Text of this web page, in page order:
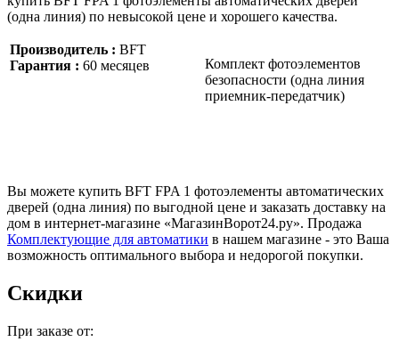
(одна линия) по невысокой цене и хорошего качества.
Производитель : BFT
Гарантия : 60 месяцев
Комплект фотоэлементов
безопасности (одна линия
приемник-передатчик)
Вы можете купить BFT FPA 1 фотоэлементы автоматических
дверей (одна линия) по выгодной цене и заказать доставку на
дом в интернет-магазине «МагазинВорот24.ру». Продажа
Комплектующие для автоматики в нашем магазине - это Ваша
возможность оптимального выбора и недорогой покупки.
Скидки
При заказе от: